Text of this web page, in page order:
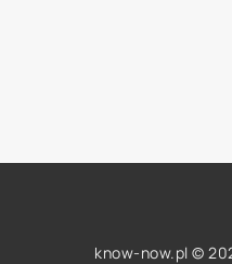
know-now.pl ©